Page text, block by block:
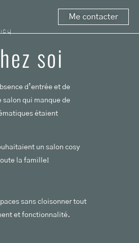
Me contacter
soi
d’entrée et de
salon qui manque de
étaient
un salon cosy
la famille!
sans cloisonner tout
et fonctionnalité.